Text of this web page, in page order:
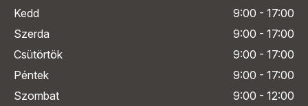
Kedd
9:00 - 17:00
Szerda
9:00 - 17:00
Csütörtök
9:00 - 17:00
Péntek
9:00 - 17:00
Szombat
9:00 - 12:00